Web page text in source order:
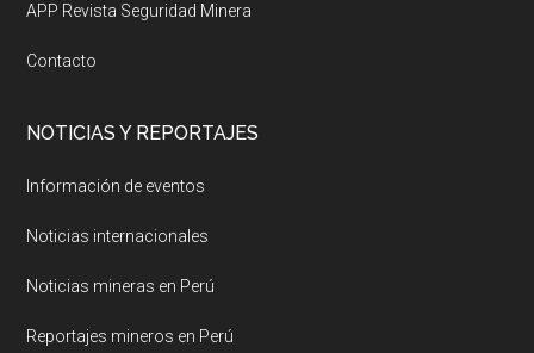
APP Revista Seguridad Minera
Contacto
NOTICIAS Y REPORTAJES
Información de eventos
Noticias internacionales
Noticias mineras en Perú
Reportajes mineros en Perú